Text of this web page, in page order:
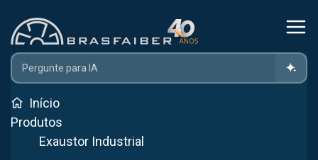
Início
Produtos
Exaustor Industrial
Home Produtos
Coletor De Pó Em São Paulo